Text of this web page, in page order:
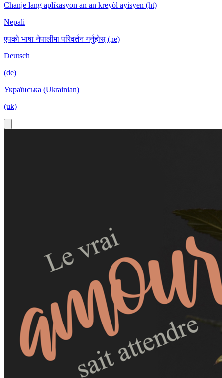
Chanje lang aplikasyon an an kreyòl ayisyen (ht)
Nepali
एपको भाषा नेपालीमा परिवर्तन गर्नुहोस् (ne)
Deutsch
(de)
Українська (Ukrainian)
(uk)